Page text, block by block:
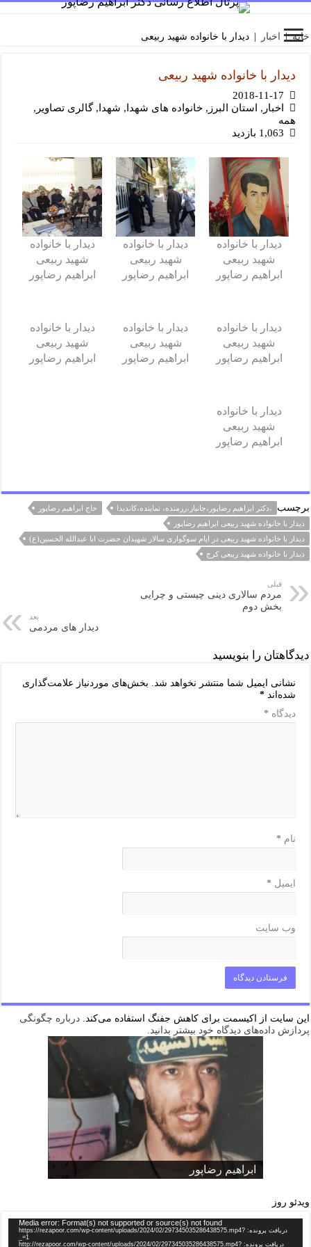
خانه | اخبار دیدار با خانواده شهید ربیعی
دیدار با خانواده شهید ربیعی
2018-11-17
اخبار , استان البرز ,خانواده های شهدا , شهدا ,گالری تصاویر ,
همه
1,063 بازدید
دیدار با خانواده
شهید ربیعی
ابراهیم رضاپور
دیدار با خانواده
شهید ربیعی
ابراهیم رضاپور
دیدار با خانواده
شهید ربیعی
ابراهیم رضاپور
دیدار با خانواده
شهید ربیعی
ابراهیم رضاپور
دیدار با خانواده
شهید ربیعی
ابراهیم رضاپور
دیدار با خانواده
شهید ربیعی
ابراهیم رضاپور
دیدار با خانواده
شهید ربیعی
ابراهیم رضاپور
برچسب ،دکتر ابراهیم رضاپور،جانباز،رزمنده، نماینده،کاندیدا
حاج ابراهیم رضاپور
دیدار با خانواده شهید ربیعی ابراهیم رضاپور
دیدار با خانواده شهید ربیعی در ایام سوگواری سالار شهیدان حضرت ابا عبدالله الحسین(ع)
دیدار با خانواده شهید ربیعی کرج
قبلی
مردم سالاری دینی چیستی و چرایی
بخش دوم
بعد
دیدار های مردمی
دیدگاهتان را بنویسید
نشانی ایمیل شما منتشر نخواهد شد. بخش‌های موردنیاز علامت‌گذاری
شده‌اند*
دیدگاه*
نام*
ایمیل*
وب‌ سایت
این سایت از اکیسمت برای کاهش جفنگ استفاده می‌کند.درباره چگونگی
پردازش داده‌های دیدگاه خود بیشتر بدانید.
ابراهيم رضاپور
شهید مدافع حرم
ویدئو روز
Media error: Format(s) not supported or source(s) not found
دریافت پرونده: https://rezapoor.com/wp-content/uploads/2024/02/297345035286438575.mp4?
_=1
دریافت پرونده: http://rezapoor.com/wp-content/uploads/2024/02/297345035286438575.mp4?